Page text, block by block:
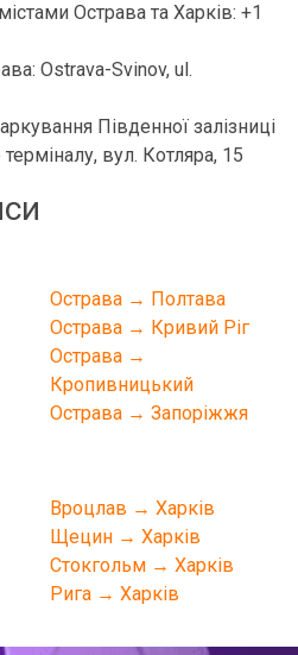
Острава та Харків: +1
Ostrava-Svinov, ul.
Південної залізниці
терміналу, вул. Котляра, 15
Острава → Полтава
Острава → Кривий Ріг
Острава →
Кропивницький
Острава → Запоріжжя
Вроцлав → Харків
Щецин → Харків
Стокгольм → Харків
Рига → Харків